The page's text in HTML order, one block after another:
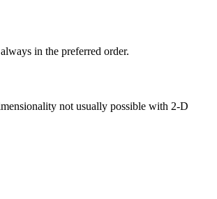
in the preferred order.
not usually possible with 2-D